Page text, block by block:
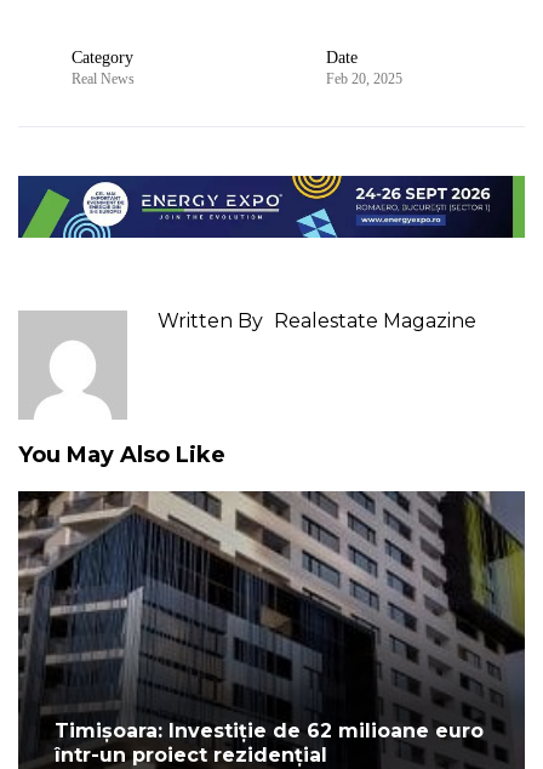
Category
Real News
Date
Feb 20, 2025
Written By Realestate Magazine
You May Also Like
Timișoara: Investiție de 62 milioane euro
într-un proiect rezidențial